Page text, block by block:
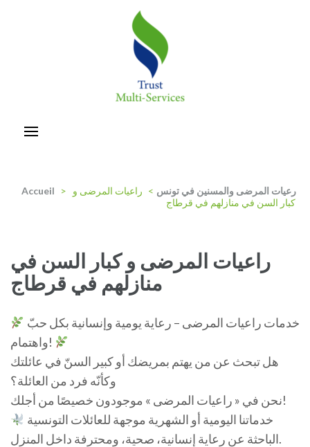
Accueil > رعيات المرضى والمسنين في تونس > راعيات المرضى و
كبار السن في منازلهم في قرطاج
راعيات المرضى و كبار السن في
منازلهم في قرطاج
واهتمام!
هل تبحث عن من يهتم بمريضك أو كبير السنّ في عائلتك
وكأنّه فرد من العائلة؟
نحن في « راعيات المرضى » موجودون خصيصًا من أجلك!
الباحثة عن رعاية إنسانية، صحية، ومحترفة داخل المنزل.